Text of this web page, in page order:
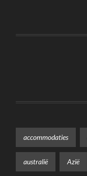
accommodaties
australië Azië